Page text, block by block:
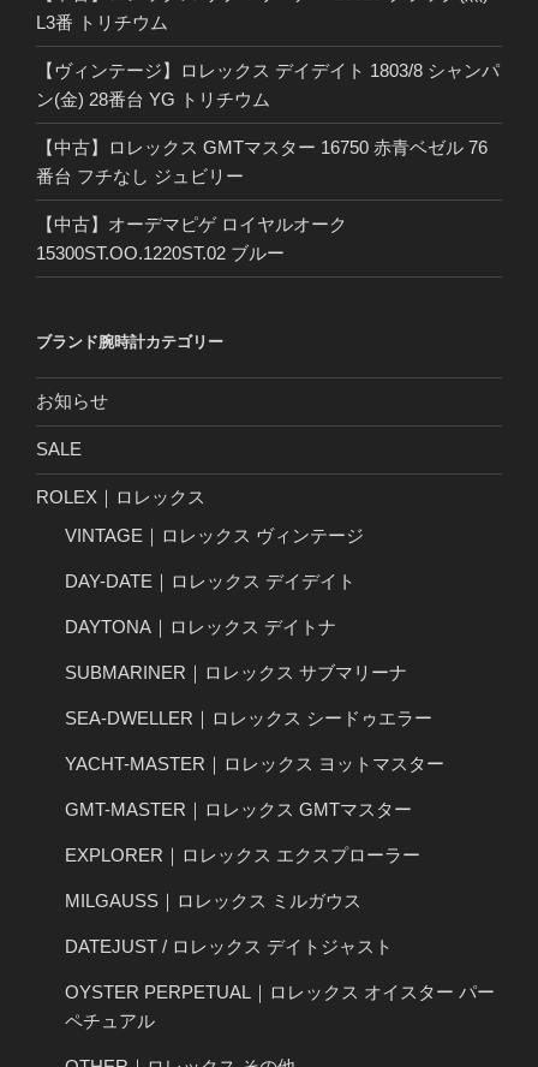
L3番 トリチウム
【ヴィンテージ】ロレックス デイデイト 1803/8 シャンパ
ン(金) 28番台 YG トリチウム
【中古】ロレックス GMTマスター 16750 赤青ベゼル 76
番台 フチなし ジュビリー
【中古】オーデマピゲ ロイヤルオーク
15300ST.OO.1220ST.02 ブルー
ブランド腕時計カテゴリー
お知らせ
SALE
ROLEX｜ロレックス
VINTAGE｜ロレックス ヴィンテージ
DAY-DATE｜ロレックス デイデイト
DAYTONA｜ロレックス デイトナ
SUBMARINER｜ロレックス サブマリーナ
SEA-DWELLER｜ロレックス シードゥエラー
YACHT-MASTER｜ロレックス ヨットマスター
GMT-MASTER｜ロレックス GMTマスター
EXPLORER｜ロレックス エクスプローラー
MILGAUSS｜ロレックス ミルガウス
DATEJUST / ロレックス デイトジャスト
OYSTER PERPETUAL｜ロレックス オイスター パー
ペチュアル